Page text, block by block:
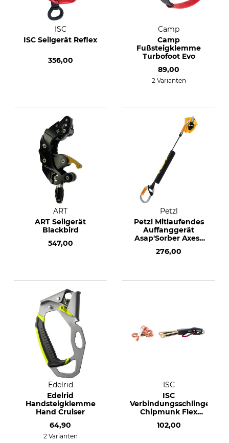
ISC
ISC Seilgerät Reflex
356,00
Camp
Camp
Fußsteigklemme
Turbofoot Evo
89,00
2 Varianten
ART
ART Seilgerät
Blackbird
547,00
Petzl
Petzl Mitlaufendes
Auffanggerät
Asap'Sorber Axess
276,00
Edelrid
Edelrid
Handsteigklemme
Hand Cruiser
64,90
2 Varianten
ISC
ISC
Verbindungsschlinge
Chipmunk Flex
102,00